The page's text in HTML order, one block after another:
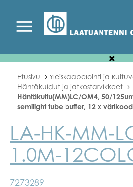
Etusivu 🡢 Yleiskaapelointi ja
Häntäkuidut ja jatkostarvikkeet 🡢
Häntäkuitu(MM)LC/OM4, 50/
semitight tube buffer, 12 x
LA-HK-MM-
1.0M-
7273289